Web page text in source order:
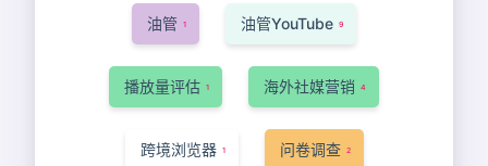
油管 1 油管YouTube 9
播放量评估 1 海外社媒营销 4
跨境浏览器 1 问卷调查 2